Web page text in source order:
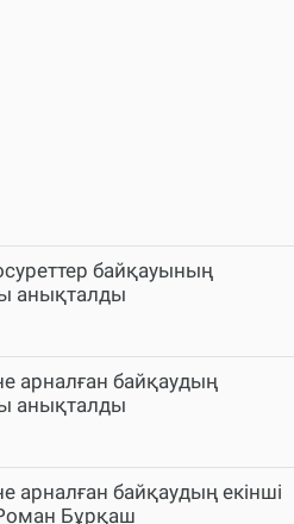
байқауының
анықталды
арналған байқаудың
анықталды
арналған байқаудың екінші
Бұрқаш